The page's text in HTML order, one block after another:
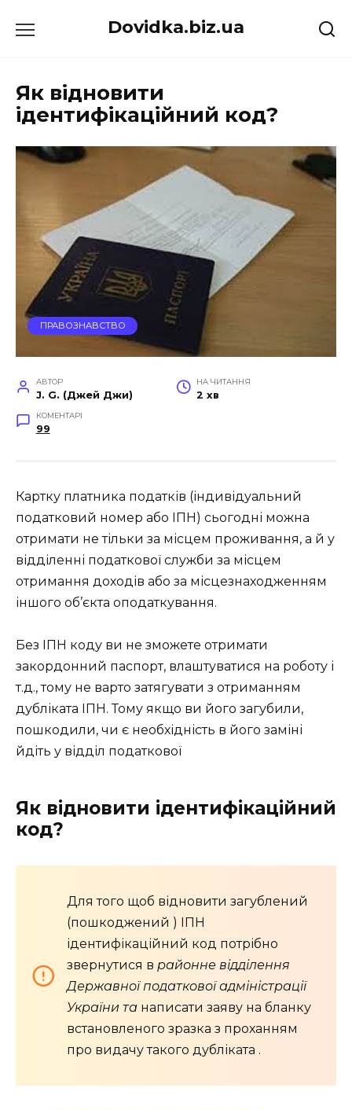
до
Dovidka.biz.ua
Як відновити
ідентифікаційний код?
ПРАВОЗНАВСТВО
АВТОР
J. G. (Джей Джи)
НА ЧИТАННЯ
2 хв
КОМЕНТАРІ
99
Картку платника податків (індивідуальний
податковий номер або ІПН) сьогодні можна
отримати не тільки за місцем проживання, а й у
відділенні податкової служби за місцем
отримання доходів або за місцезнаходженням
іншого об’єкта оподаткування.
Без ІПН коду ви не зможете отримати
закордонний паспорт, влаштуватися на роботу і
т.д., тому не варто затягувати з отриманням
дубліката ІПН. Тому якщо ви його загубили,
пошкодили, чи є необхідність в його заміні
йдіть у відділ податкової
Як відновити ідентифікаційний
код?
Для того щоб відновити загублений
(пошкоджений ) ІПН
ідентифікаційний код потрібно
звернутися в районне відділення
Державної податкової адміністрації
України та написати заяву на бланку
встановленого зразка з проханням
про видачу такого дубліката .